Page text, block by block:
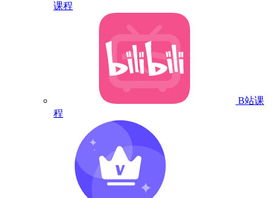
课程
B站课
程